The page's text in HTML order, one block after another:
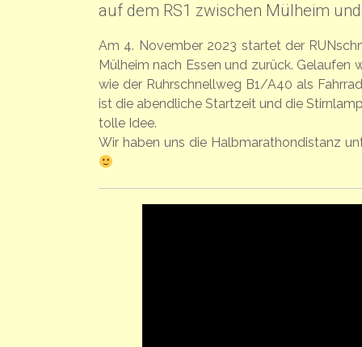
auf dem RS1 zwischen Mülheim
Am 4. November 2023 startet der
Mülheim nach Essen und zurück.
wie der Ruhrschnellweg B1/A40 als
ist die abendliche Startzeit und die
tolle Idee.
Wir haben uns die Halbmarathondistanz